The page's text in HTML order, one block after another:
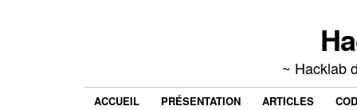
~ Hacklab
ACCUEIL PRÉSENTATION ARTICLES